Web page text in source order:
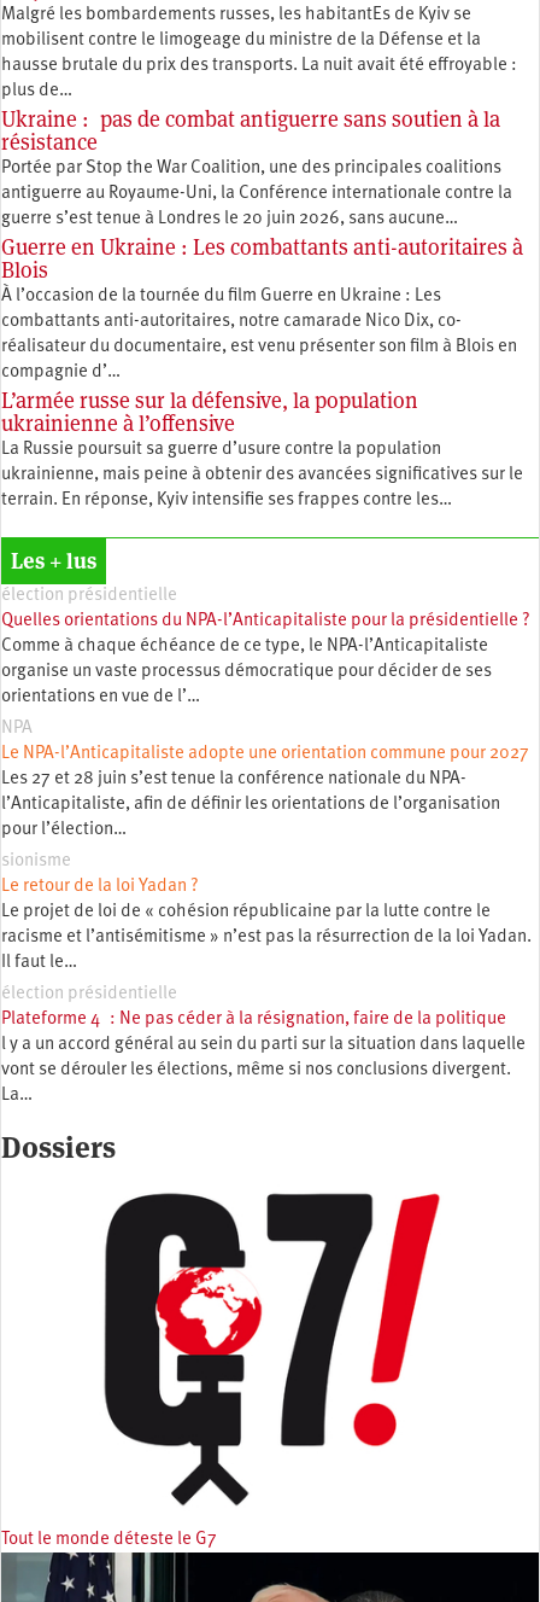
Malgré les bombardements russes, les habitantEs de Kyiv se
mobilisent contre le limogeage du ministre de la Défense et la
hausse brutale du prix des transports. La nuit avait été effroyable :
plus de…
Ukraine : pas de combat antiguerre sans soutien à la
résistance
Portée par Stop the War Coalition, une des principales coalitions
antiguerre au Royaume-Uni, la Conférence internationale contre la
guerre s’est tenue à Londres le 20 juin 2026, sans aucune…
Guerre en Ukraine : Les combattants anti-autoritaires à
Blois
À l’occasion de la tournée du film Guerre en Ukraine : Les
combattants anti-autoritaires, notre camarade Nico Dix, co-
réalisateur du documentaire, est venu présenter son film à Blois en
compagnie d’…
L’armée russe sur la défensive, la population
ukrainienne à l’offensive
La Russie poursuit sa guerre d’usure contre la population
ukrainienne, mais peine à obtenir des avancées significatives sur le
terrain. En réponse, Kyiv intensifie ses frappes contre les…
Les + lus
élection présidentielle
Quelles orientations du NPA-l’Anticapitaliste pour la présidentielle ?
Comme à chaque échéance de ce type, le NPA-l’Anticapitaliste
organise un vaste processus démocratique pour décider de ses
orientations en vue de l’…
NPA
Le NPA-l’Anticapitaliste adopte une orientation commune pour 2027
Les 27 et 28 juin s’est tenue la conférence nationale du NPA-
l’Anticapitaliste, afin de définir les orientations de l’organisation
pour l’élection…
sionisme
Le retour de la loi Yadan ?
Le projet de loi de « cohésion républicaine par la lutte contre le
racisme et l’antisémitisme » n’est pas la résurrection de la loi Yadan.
Il faut le…
élection présidentielle
Plateforme 4 : Ne pas céder à la résignation, faire de la politique
l y a un accord général au sein du parti sur la situation dans laquelle
vont se dérouler les élections, même si nos conclusions divergent.
La…
Dossiers
Tout le monde déteste le G7